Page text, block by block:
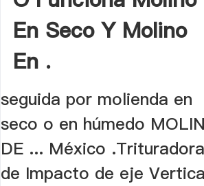
En Seco Y Molino
En .
seguida por molienda en
seco o en húmedo
DE ... México
de Impacto de eje